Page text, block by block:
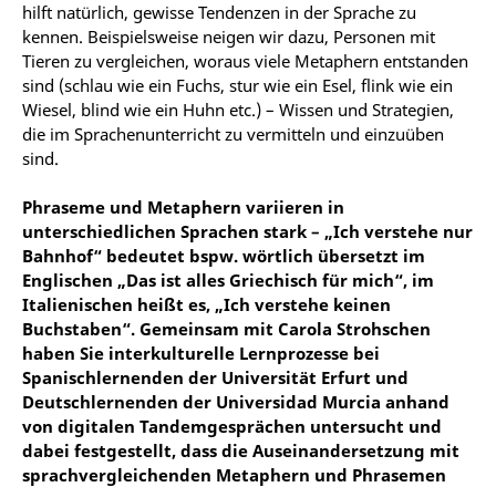
hilft natürlich, gewisse Tendenzen in der Sprache zu
kennen. Beispielsweise neigen wir dazu, Personen mit
Tieren zu vergleichen, woraus viele Metaphern entstanden
sind (schlau wie ein Fuchs, stur wie ein Esel, flink wie ein
Wiesel, blind wie ein Huhn etc.) – Wissen und Strategien,
die im Sprachenunterricht zu vermitteln und einzuüben
sind.
Phraseme und Metaphern variieren in
unterschiedlichen Sprachen stark – „Ich verstehe nur
Bahnhof“ bedeutet bspw. wörtlich übersetzt im
Englischen „Das ist alles Griechisch für mich“, im
Italienischen heißt es, „Ich verstehe keinen
Buchstaben“. Gemeinsam mit Carola Strohschen
haben Sie interkulturelle Lernprozesse bei
Spanischlernenden der Universität Erfurt und
Deutschlernenden der Universidad Murcia anhand
von digitalen Tandemgesprächen untersucht und
dabei festgestellt, dass die Auseinandersetzung mit
sprachvergleichenden Metaphern und Phrasemen